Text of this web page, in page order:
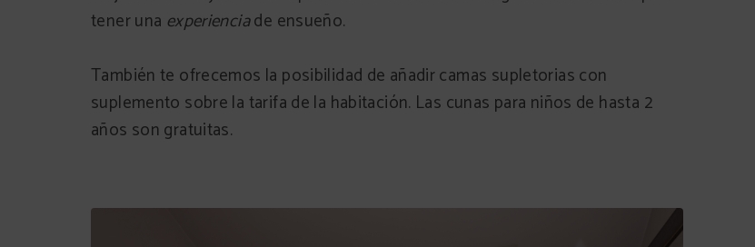
tener una experienciade ensueño.
También te ofrecemos la posibilidad de añadir camas supletorias con
suplemento sobre la tarifa de la habitación. Las cunas para niños de hasta 2
años son gratuitas.